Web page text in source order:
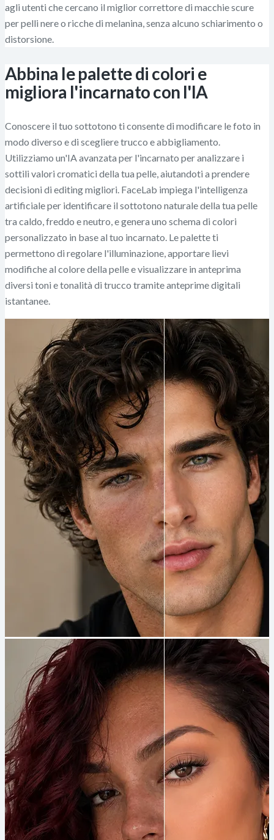
agli utenti che cercano il miglior correttore di macchie scure
per pelli nere o ricche di melanina, senza alcuno schiarimento o
distorsione.
Abbina le palette di colori e
migliora l'incarnato con l'IA
Conoscere il tuo sottotono ti consente di modificare le foto in
modo diverso e di scegliere trucco e abbigliamento.
Utilizziamo un'IA avanzata per l'incarnato per analizzare i
sottili valori cromatici della tua pelle, aiutandoti a prendere
decisioni di editing migliori. FaceLab impiega l'intelligenza
artificiale per identificare il sottotono naturale della tua pelle
tra caldo, freddo e neutro, e genera uno schema di colori
personalizzato in base al tuo incarnato. Le palette ti
permettono di regolare l'illuminazione, apportare lievi
modifiche al colore della pelle e visualizzare in anteprima
diversi toni e tonalità di trucco tramite anteprime digitali
istantanee.